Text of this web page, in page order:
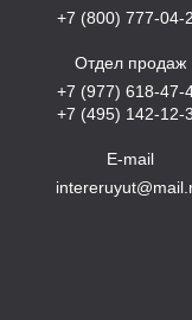
+7 (800) 777-04-
Отдел продаж
+7 (977) 618-47-
+7 (495) 142-12-
E-mail